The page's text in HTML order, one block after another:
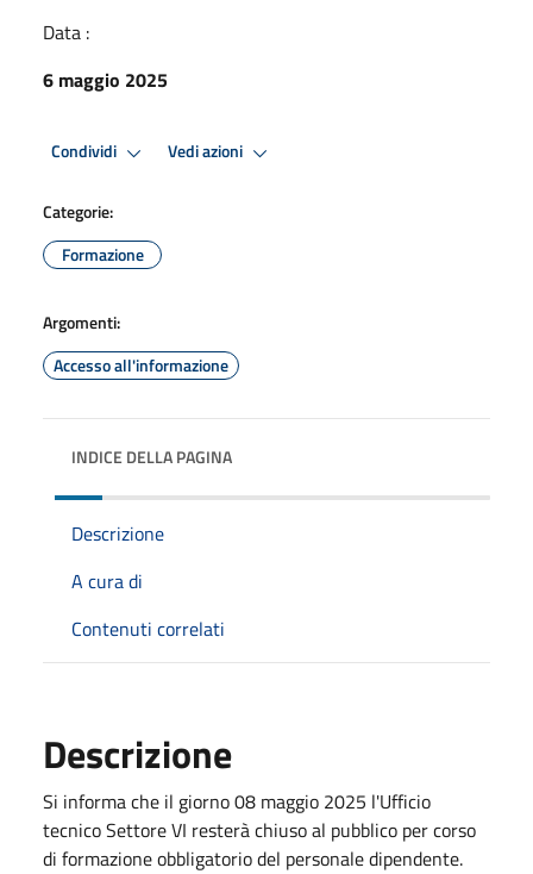
Data :
6 maggio 2025
Condividi Vedi azioni
Categorie:
Formazione
Argomenti:
Accesso all'informazione
INDICE DELLA PAGINA
Descrizione
A cura di
Contenuti correlati
Descrizione
Si informa che il giorno 08 maggio 2025 l'Ufficio
tecnico Settore VI resterà chiuso al pubblico per corso
di formazione obbligatorio del personale dipendente.